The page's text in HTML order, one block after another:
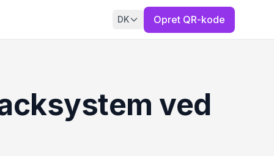
DK Opret QR-kode
ved